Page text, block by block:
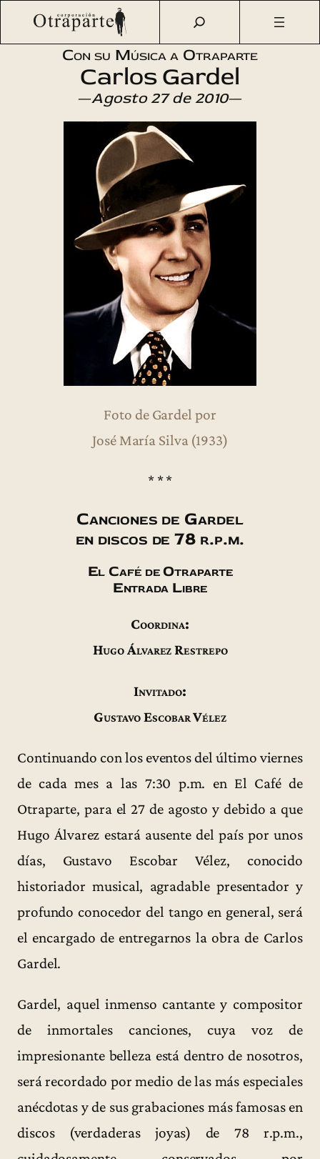
Saltar
Otraparte.org /Agenda Cultural Música
Audición de
Con su Música a Otraparte
Carlos Gardel
—Agosto 27 de 2010—
Foto de Gardel por
José María Silva (1933)
* * *
Canciones de Gardel
en discos de 78 r.p.m.
El Café de Otraparte
Entrada Libre
Coordina:
Hugo Álvarez Restrepo
Invitado:
Gustavo Escobar Vélez
Continuando con los eventos del último viernes
de cada mes a las 7:30 p.m. en El Café de
Otraparte, para el 27 de agosto y debido a que
Hugo Álvarez estará ausente del país por unos
días, Gustavo Escobar Vélez, conocido
historiador musical, agradable presentador y
profundo conocedor del tango en general, será
el encargado de entregarnos la obra de Carlos
Gardel.
Gardel, aquel inmenso cantante y compositor
de inmortales canciones, cuya voz de
impresionante belleza está dentro de nosotros,
será recordado por medio de las más especiales
anécdotas y de sus grabaciones más famosas en
discos (verdaderas joyas) de 78 r.p.m.,